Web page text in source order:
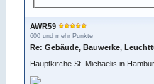
AWR59
600 und mehr Punkte
Re: Gebäude, Bauwerke,
Hauptkirche St. Michaelis in